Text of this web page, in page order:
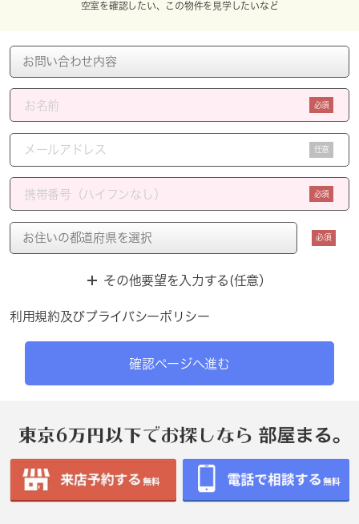
空室を確認したい、この物件を見学したいなど
必須
任意
必須
必須
その他要望を入力する(任意）
利用規約及びプライバシーポリシー
確認ページへ進む